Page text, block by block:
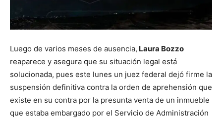
Luego de varios meses de ausencia, Laura Bozzo
reaparece y asegura que su situación legal está
solucionada, pues este lunes un juez federal dejó firme la
suspensión definitiva contra la orden de aprehensión que
existe en su contra por la presunta venta de un inmueble
que estaba embargado por el Servicio de Administración